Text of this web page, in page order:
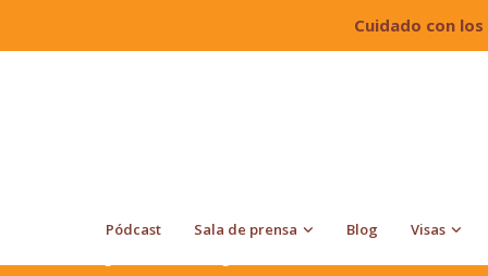
Cuidado con
Pódcast Sala de prensa Blog Visas
Quiroga Law Office, PLLC Diferentes Procesos